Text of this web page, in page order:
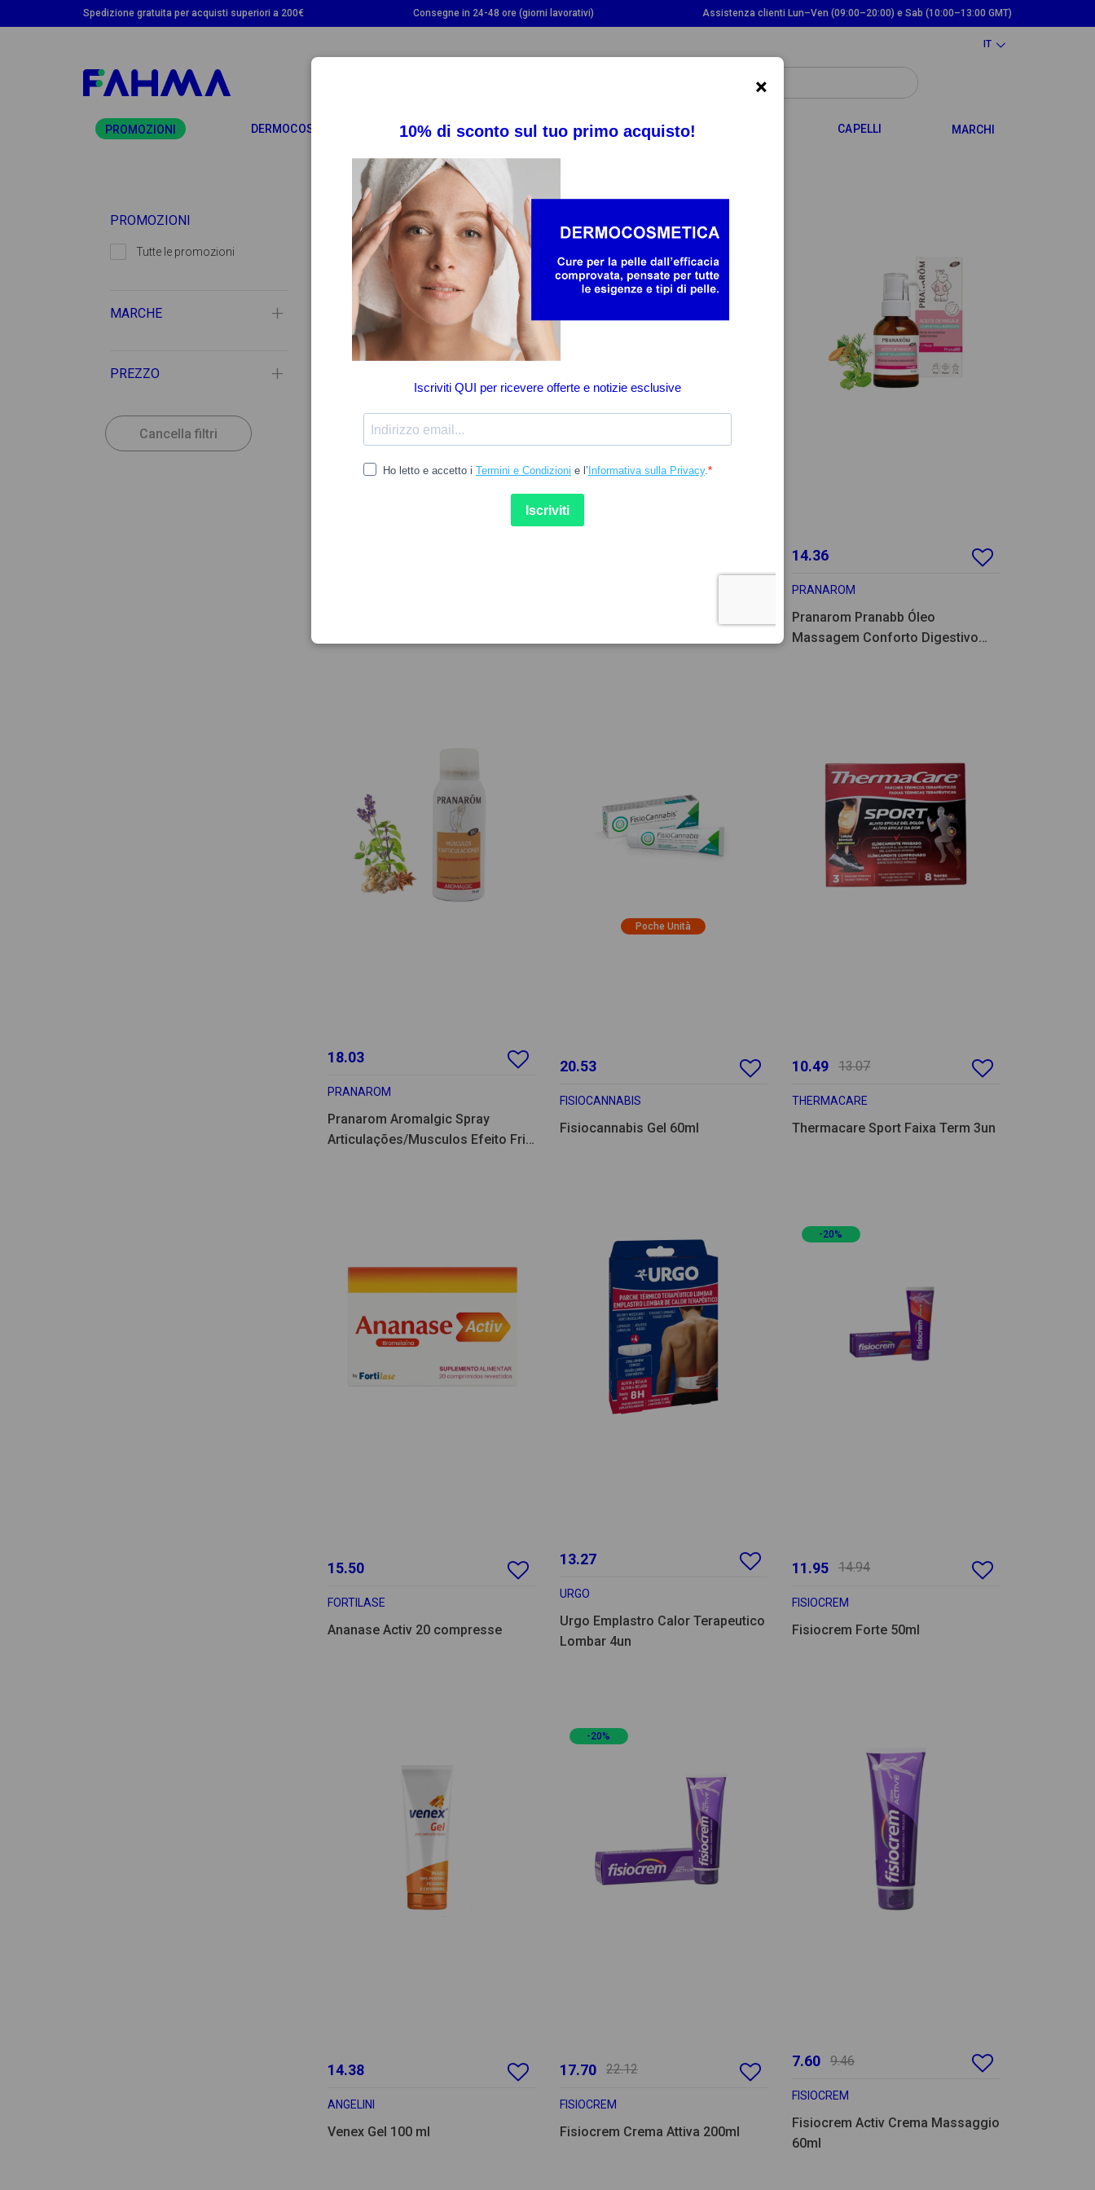
Spedizione gratuita per acquisti superiori a 200€ Consegne in 24-48 ore (giorni lavorativi) Assistenza clienti Lun–Ven (09:00–20:00) e Sab (10:00–13:00 GMT)
IT
PROMOZIONI DERMOCOSMETICA TOGGLE DROPDOWN
INTEGRATORITOGGLE DROPDOWN
SALUTETOGGLE DROPDOWN
BAMBINO E MAMMA TOGGLE DROPDOWN
CAPELLI TOGGLE DROPDOWN
MARCHI
PROMOZIONI
Tutte le promozioni
MARCHE
PREZZO
Cancella filtri
14.36
PRANAROM
Pranarom Pranabb Óleo
Massagem Conforto Digestivo
18.03
PRANAROM
Pranarom Aromalgic Spray
Articulações/Musculos Efeito Frio
Poche Unità
20.53
FISIOCANNABIS
Fisiocannabis Gel 60ml
10.49 13.07
THERMACARE
Thermacare Sport Faixa Term 3un
15.50
FORTILASE
Ananase Activ 20 compresse
13.27
URGO
Urgo Emplastro Calor Terapeutico
Lombar 4un
-20%
11.95 14.94
FISIOCREM
Fisiocrem Forte 50ml
14.38
ANGELINI
Venex Gel 100 ml
-20%
17.70 22.12
FISIOCREM
Fisiocrem Crema Attiva 200ml
7.60 9.46
FISIOCREM
Fisiocrem Activ Crema Massaggio
60ml
×